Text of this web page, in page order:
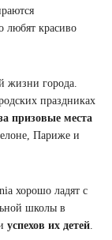
любят красиво
жизни города.
праздниках
призовые места
Париже и
хорошо ладят с
школы в
успехов их детей